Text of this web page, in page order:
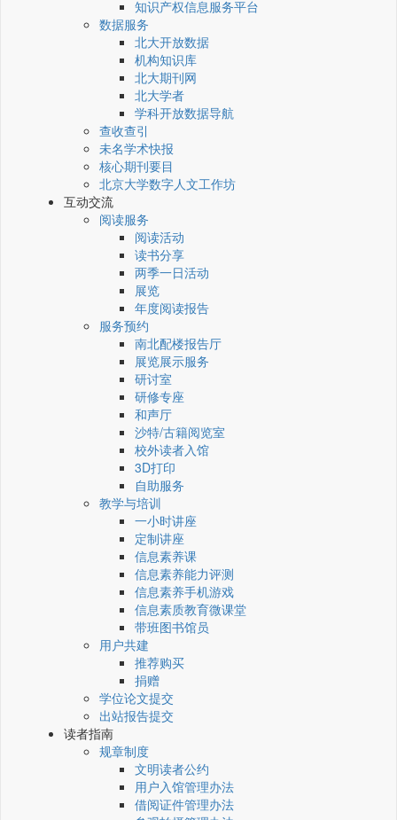
知识产权信息服务平台
数据服务
北大开放数据
机构知识库
北大期刊网
北大学者
学科开放数据导航
查收查引
未名学术快报
核心期刊要目
北京大学数字人文工作坊
互动交流
阅读服务
阅读活动
读书分享
两季一日活动
展览
年度阅读报告
服务预约
南北配楼报告厅
展览展示服务
研讨室
研修专座
和声厅
沙特/古籍阅览室
校外读者入馆
3D打印
自助服务
教学与培训
一小时讲座
定制讲座
信息素养课
信息素养能力评测
信息素养手机游戏
信息素质教育微课堂
带班图书馆员
用户共建
推荐购买
捐赠
学位论文提交
出站报告提交
读者指南
规章制度
文明读者公约
用户入馆管理办法
借阅证件管理办法